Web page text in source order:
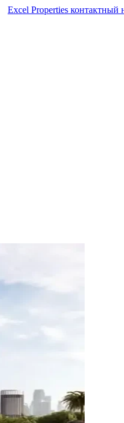
Excel Properties контактный